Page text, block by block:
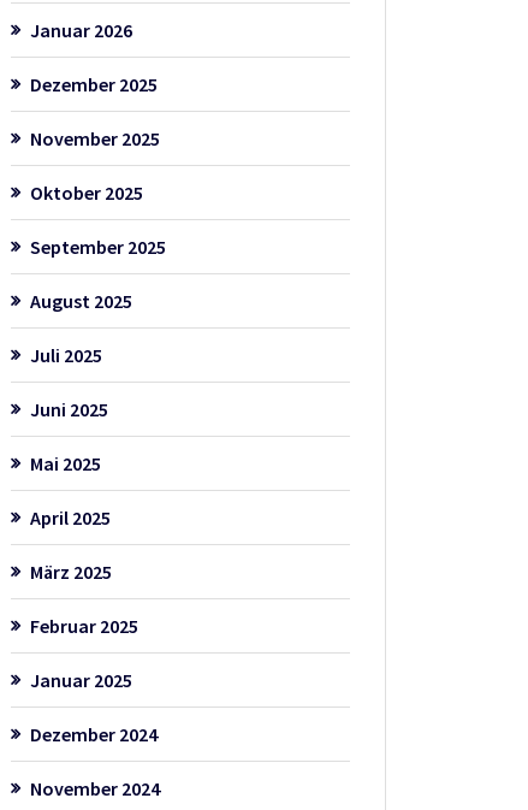
Januar 2026
Dezember 2025
November 2025
Oktober 2025
September 2025
August 2025
Juli 2025
Juni 2025
Mai 2025
April 2025
März 2025
Februar 2025
Januar 2025
Dezember 2024
November 2024